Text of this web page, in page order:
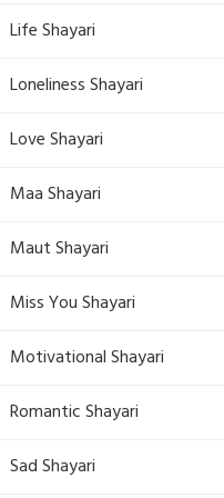
Life Shayari
Loneliness Shayari
Love Shayari
Maa Shayari
Maut Shayari
Miss You Shayari
Motivational Shayari
Romantic Shayari
Sad Shayari